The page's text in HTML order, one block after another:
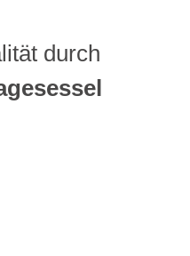
durch